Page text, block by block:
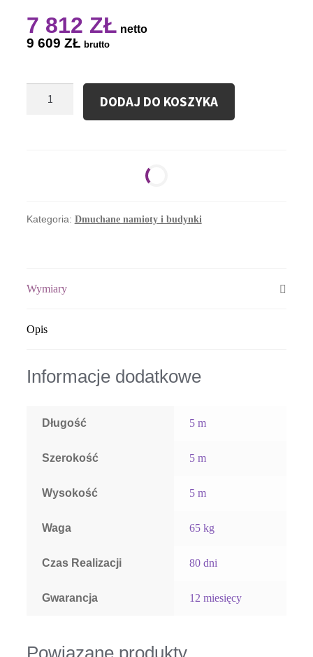
7 812 ZŁ netto
9 609 ZŁ brutto
DODAJ DO KOSZYKA
Kategoria: Dmuchane namioty i budynki
Wymiary
Opis
Informacje dodatkowe
Długość 5 m
Szerokość 5 m
Wysokość 5 m
Waga 65 kg
Czas Realizacji 80 dni
Gwarancja 12 miesięcy
Powiązane produkty